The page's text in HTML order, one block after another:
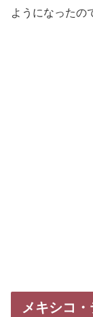
ようになったの
メキシコ